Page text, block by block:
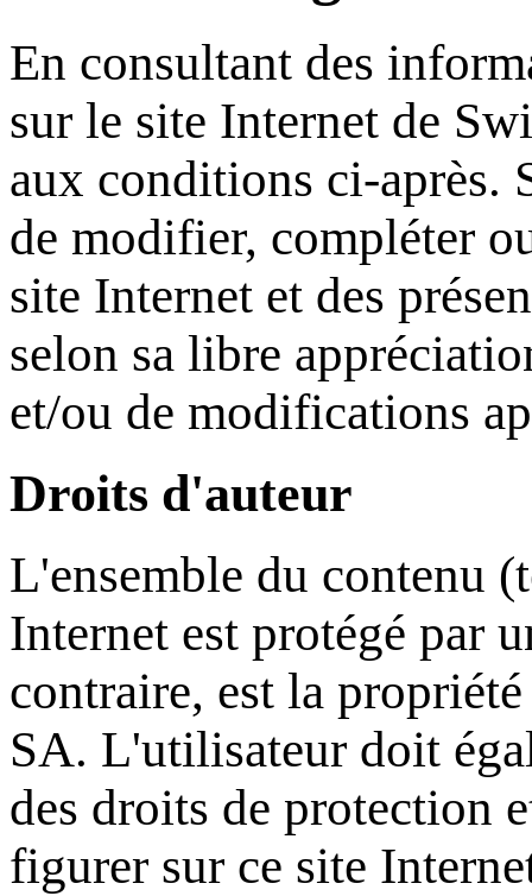
En consultant des
sur le site Internet de
aux conditions ci-après.
de modifier, compléter
site Internet et des
selon sa libre
et/ou de modifications
Droits d'auteur
L'ensemble du contenu
Internet est protégé par
contraire, est la
SA. L'utilisateur doit
des droits de protection
figurer sur ce site